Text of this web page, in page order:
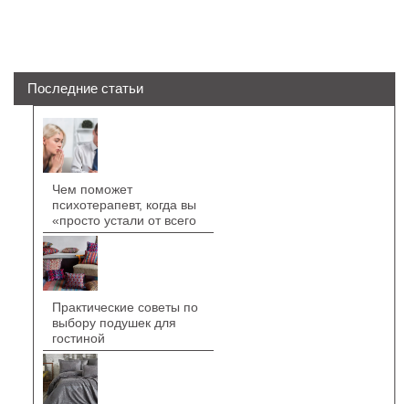
Последние статьи
Чем поможет
психотерапевт, когда вы
«просто устали от всего
Практические советы по
выбору подушек для
гостиной